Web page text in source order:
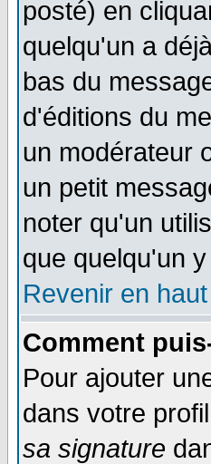
posté) en
quelqu'un a
bas du
d'éditions du
un modérateur
un petit
noter qu'un
que quelqu'un
Revenir en haut
Comment
Pour ajouter
dans votre
sa signature